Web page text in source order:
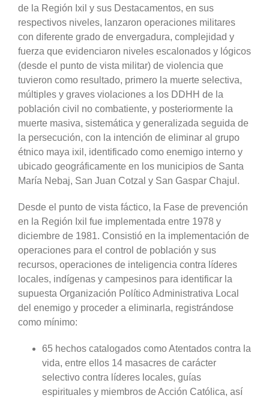
de la Región Ixil y sus Destacamentos, en sus
respectivos niveles, lanzaron operaciones militares
con diferente grado de envergadura, complejidad y
fuerza que evidenciaron niveles escalonados y lógicos
(desde el punto de vista militar) de violencia que
tuvieron como resultado, primero la muerte selectiva,
múltiples y graves violaciones a los DDHH de la
población civil no combatiente, y posteriormente la
muerte masiva, sistemática y generalizada seguida de
la persecución, con la intención de eliminar al grupo
étnico maya ixil, identificado como enemigo interno y
ubicado geográficamente en los municipios de Santa
María Nebaj, San Juan Cotzal y San Gaspar Chajul.
Desde el punto de vista fáctico, la Fase de prevención
en la Región Ixil fue implementada entre 1978 y
diciembre de 1981. Consistió en la implementación de
operaciones para el control de población y sus
recursos, operaciones de inteligencia contra líderes
locales, indígenas y campesinos para identificar la
supuesta Organización Político Administrativa Local
del enemigo y proceder a eliminarla, registrándose
como mínimo:
65 hechos catalogados como Atentados contra la
vida, entre ellos 14 masacres de carácter
selectivo contra líderes locales, guías
espirituales y miembros de Acción Católica, así